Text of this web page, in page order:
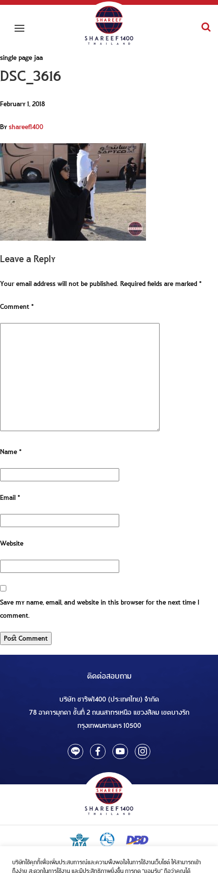
บริษัทใช้คุกกี้เพื่อเพิ่มประสบการณ์และความพึงพอใจในการใช้งานเว็บไซต์ ให้สามารถเข้า
ถึงง่าย สะดวกในการใช้งาน และมีประสิทธิภาพยิ่งขึ้น การกด “ยอมรับ” ถือว่าคุณได้
single page jaa
DSC_3616
February 1, 2018
Byshareef1400
Leave a Reply
Your email address will not be published.Required fields are marked*
Comment*
Name*
Email*
Website
Save my name, email, and website in this browser for the next time I
comment.
ติดต่อสอบถาม
บริษัท ชารีฟ1400 (ประเทศไทย) จำกัด
78 อาคารมุกดา ชั้นที่ 2 ถนนสาทรเหนือ แขวงสีลม เขตบางรัก
กรุงเทพมหานคร 10500
ใบอนุญาตเป็นผู้ประกอบกิจการรับจัดบริการขนส่งในกิจการฮัจย์เลขที่ 1/2568